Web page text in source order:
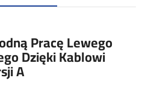
Pracę Lewego
Dzięki Kablowi
A